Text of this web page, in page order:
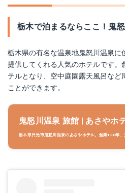
栃木で泊まるならここ！鬼
栃木県の有名な温泉地鬼怒川温泉に
提供してくれる人気のホテルです。
テルとなり、空中庭園露天風呂など
ことができます。
鬼怒川温泉 旅館 | あさやホ
栃木県日光市鬼怒川温泉のあさやホテル。創業130年